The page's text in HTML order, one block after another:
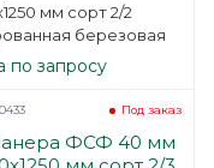
мм сорт 2/2
березовая
по запросу
Под заказ